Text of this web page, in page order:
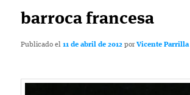
barroca francesa
Publicado el11 de abril de 2012 porVicente Parrilla